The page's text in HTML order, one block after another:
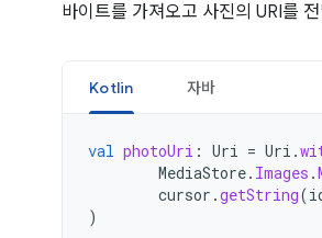
바이트를 가져오고 사진의 URI를
Kotlin 자바
val photoUri : Uri = Uri .
MediaStore. Images .
cursor .getString(
)